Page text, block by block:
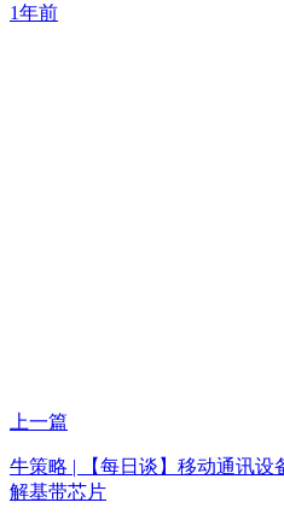
1年前
上一篇
牛策略 | 【每日谈】移动通讯设
解基带芯片